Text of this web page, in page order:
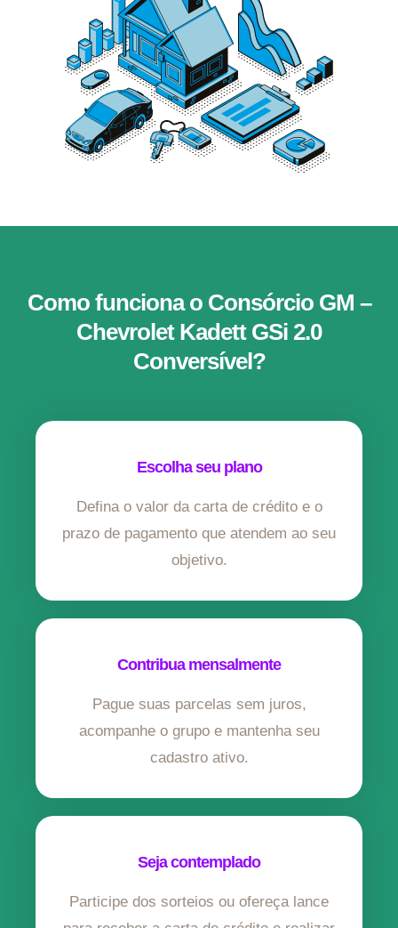
Como funciona o Consórcio GM –
Chevrolet Kadett GSi 2.0
Conversível?
Escolha seu plano
Defina o valor da carta de crédito e o
prazo de pagamento que atendem ao seu
objetivo.
Contribua mensalmente
Pague suas parcelas sem juros,
acompanhe o grupo e mantenha seu
cadastro ativo.
Seja contemplado
Participe dos sorteios ou ofereça lance